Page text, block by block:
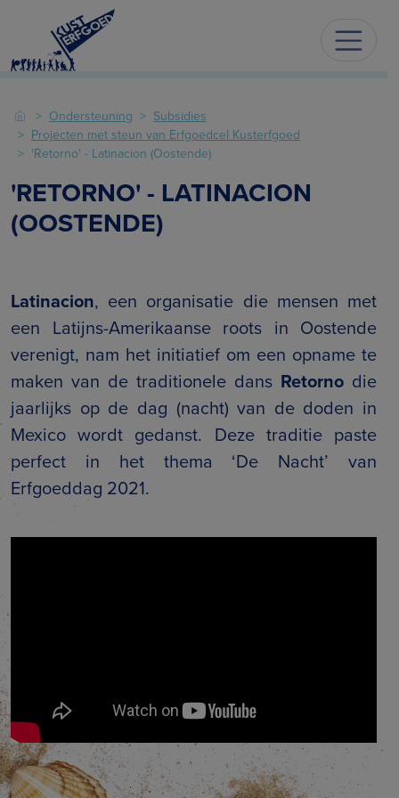
Ondersteuning
Subsidies
Projecten met steun van Erfgoedcel Kusterfgoed
'Retorno' - Latinacion (Oostende)
'RETORNO' - LATINACION
(OOSTENDE)
Latinacion, een organisatie die mensen met
een Latijns-Amerikaanse roots in Oostende
verenigt, nam het initiatief om een opname te
maken van de traditionele dans Retorno die
jaarlijks op de dag (nacht) van de doden in
Mexico wordt gedanst. Deze traditie paste
perfect in het thema ‘De Nacht’ van
Erfgoeddag 2021.